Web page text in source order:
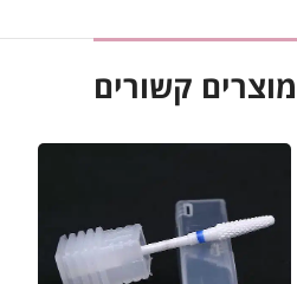
מוצרים קשורים